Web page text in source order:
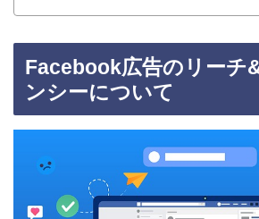
Facebook広告のリーチ
ンシーについて